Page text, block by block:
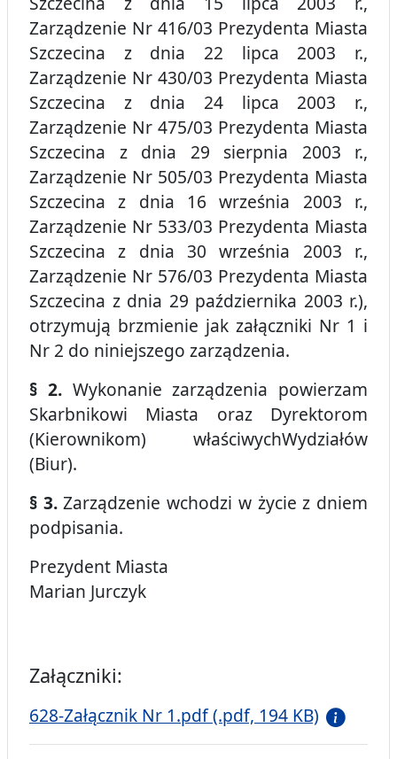
Zarządzenie Nr 416/03 Prezydenta Miasta
Szczecina z dnia 22 lipca 2003 r.,
Zarządzenie Nr 430/03 Prezydenta Miasta
Szczecina z dnia 24 lipca 2003 r.,
Zarządzenie Nr 475/03 Prezydenta Miasta
Szczecina z dnia 29 sierpnia 2003 r.,
Zarządzenie Nr 505/03 Prezydenta Miasta
Szczecina z dnia 16 września 2003 r.,
Zarządzenie Nr 533/03 Prezydenta Miasta
Szczecina z dnia 30 września 2003 r.,
Zarządzenie Nr 576/03 Prezydenta Miasta
Szczecina z dnia 29 października 2003 r.),
otrzymują brzmienie jak załączniki Nr 1 i
Nr 2 do niniejszego zarządzenia.
§ 2. Wykonanie zarządzenia powierzam
Skarbnikowi Miasta oraz Dyrektorom
(Kierownikom) właściwychWydziałów
(Biur).
§ 3.Zarządzenie wchodzi w życie z dniem
podpisania.
Prezydent Miasta
Marian Jurczyk
Załączniki:
628-Załącznik Nr 1.pdf (.pdf, 194 KB)